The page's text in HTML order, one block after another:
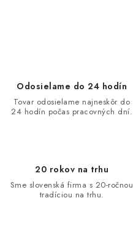
c
Odosielame do 24 hodín
Tovar odosielame najneskôr do
24 hodín počas pracovných dní.
20 rokov na trhu
Sme slovenská firma s 20-ročnou
tradíciou na trhu.